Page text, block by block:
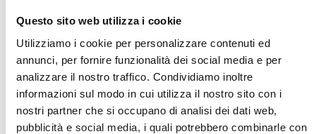
Questo sito web utilizza i cookie
Utilizziamo i cookie per personalizzare contenuti ed
annunci, per fornire funzionalità dei social media e per
analizzare il nostro traffico. Condividiamo inoltre
informazioni sul modo in cui utilizza il nostro sito con i
nostri partner che si occupano di analisi dei dati web,
pubblicità e social media, i quali potrebbero combinarle con